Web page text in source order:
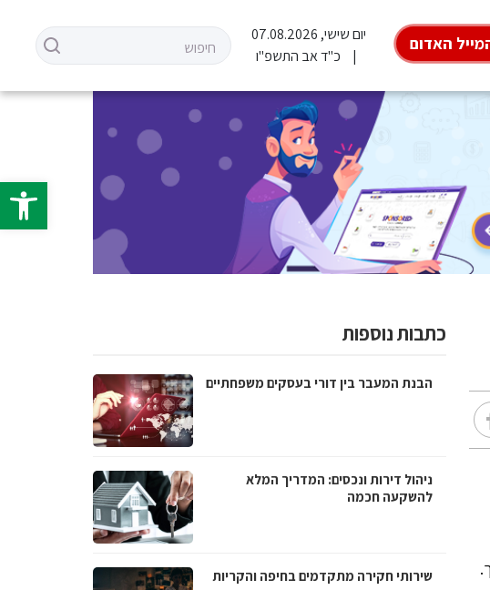
פתח
האדום
יום שישי, 07.08.2026
כ"ד אב התשפ"ו
כתבות נוספות
הבנת המעבר בין דורי בעסקים משפחתיים
ניהול דירות ונכסים: המדריך המלא
להשקעה חכמה
שירותי חקירה מתקדמים בחיפה והקריות